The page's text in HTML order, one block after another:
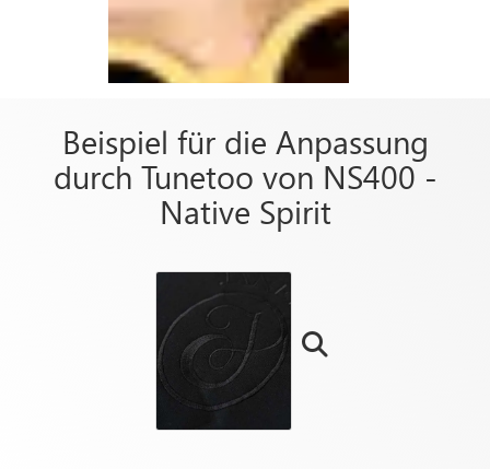
Beispiel für die Anpassung
durch Tunetoo von NS400 -
Native Spirit